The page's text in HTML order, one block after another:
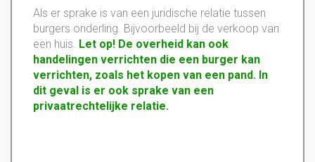
Als er sprake is van een juridische relatie tussen
burgers onderling. Bijvoorbeeld bij de verkoop van
een huis. Let op! De overheid kan ook
handelingen verrichten die een burger kan
verrichten, zoals het kopen van een pand. In
dit geval is er ook sprake van een
privaatrechtelijke relatie.